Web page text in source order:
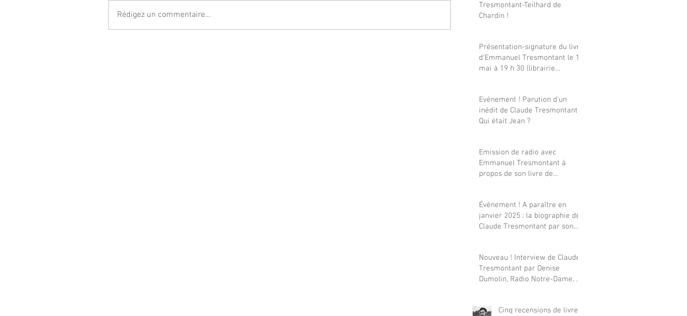
Rédigez un commentaire...
Tresmontant-Teilhard de
Chardin !
Présentation-signature du livre
d'Emmanuel Tresmontant le 15
mai à 19 h 30 (librairie
Evénement ! Parution d'un
inédit de Claude Tresmontant :
Qui était Jean ?
Emission de radio avec
Emmanuel Tresmontant à
propos de son livre de
Événement ! A paraître en
janvier 2025 : la biographie de
Claude Tresmontant par son
Nouveau ! Interview de Claude
Tresmontant par Denise
Dumolin, Radio Notre-Dame, 24
Cinq recensions de livres